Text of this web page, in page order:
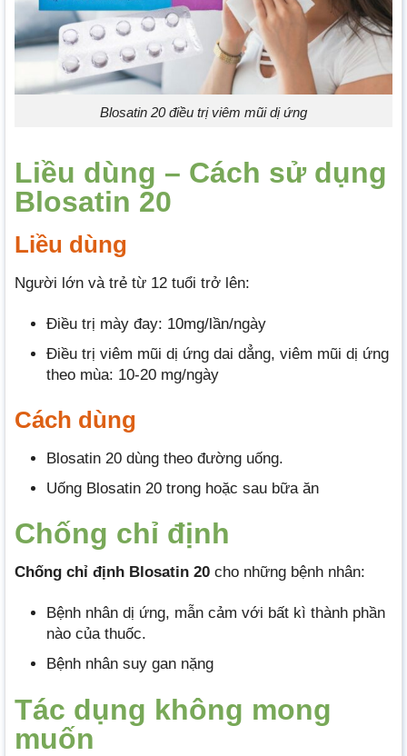
Blosatin 20 điều trị viêm mũi dị ứng
Liều dùng – Cách sử dụng
Blosatin 20
Liều dùng
Người lớn và trẻ từ 12 tuổi trở lên:
Điều trị mày đay: 10mg/lần/ngày
Điều trị viêm mũi dị ứng dai dẳng, viêm mũi dị ứng
theo mùa: 10-20 mg/ngày
Cách dùng
Blosatin 20 dùng theo đường uống.
Uống Blosatin 20 trong hoặc sau bữa ăn
Chống chỉ định
Chống chỉ định Blosatin 20 cho những bệnh nhân:
Bệnh nhân dị ứng, mẫn cảm với bất kì thành phần
nào của thuốc.
Bệnh nhân suy gan nặng
Tác dụng không mong
muốn